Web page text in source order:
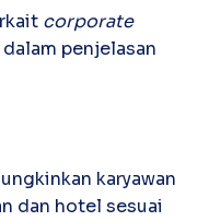
Gratis
corporate
penjelasan
karyawan
dan hotel sesuai